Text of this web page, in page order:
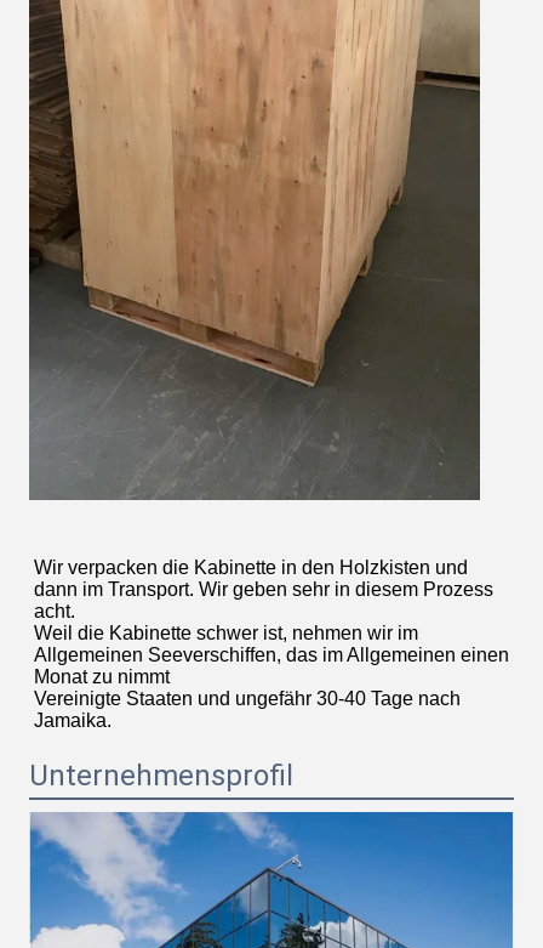
Wir verpacken die Kabinette in den Holzkisten und
dann im Transport. Wir geben sehr in diesem Prozess
acht.
Weil die Kabinette schwer ist, nehmen wir im
Allgemeinen Seeverschiffen, das im Allgemeinen einen
Monat zu nimmt
Vereinigte Staaten und ungefähr 30-40 Tage nach
Jamaika.
Unternehmensprofil